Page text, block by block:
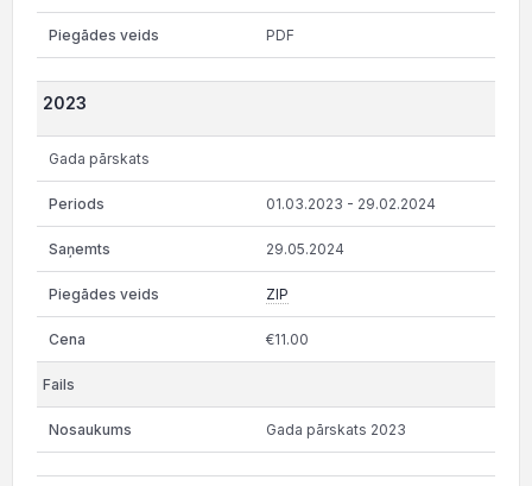
PDF
2023
Gada pārskats
01.03.2023 - 29.02.2024
29.05.2024
ZIP
€11.00
Gada pārskats 2023